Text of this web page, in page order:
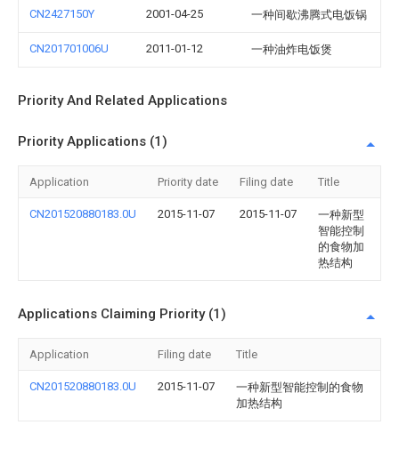
CN2427150Y 2001-04-25 一种间歇沸腾式电饭锅
CN201701006U 2011-01-12 一种油炸电饭煲
Priority And Related Applications
Priority Applications (1)
Application Priority date Filing date Title
CN201520880183.0U 2015-11-07 2015-11-07
一种新型
智能控制
的食物加
热结构
Applications Claiming Priority (1)
Application Filing date Title
CN201520880183.0U 2015-11-07
一种新型智能控制的食物
加热结构